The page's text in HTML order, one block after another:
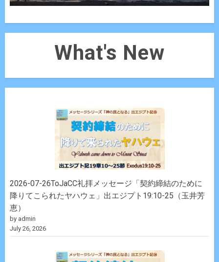
What's New
2026-07-26ToJaCC礼拝メッセージ「契約締結のために
降りてこられたヤハウェ」出エジプト19:10-25（玉井芳
恵）
by admin
July 26, 2026